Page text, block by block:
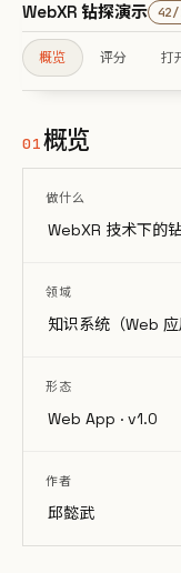
WebXR 钻探演示 42/
概览 评分 打
01概览
做什么
WebXR 技术下的
领域
知识系统（Web
形态
Web App · v1.0
作者
邱懿武